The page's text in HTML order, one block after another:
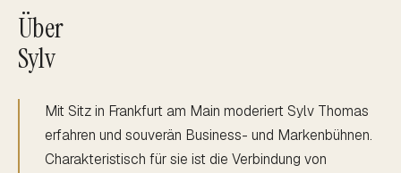
Über
Sylv
Mit Sitz in Frankfurt am Main moderiert Sylv Thomas
erfahren und souverän Business- und Markenbühnen.
Charakteristisch für sie ist die Verbindung von